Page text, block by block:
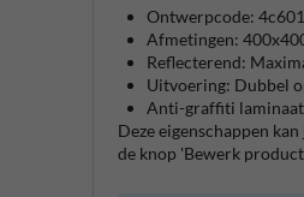
Ontwerpcode:
Afmetingen:
Reflecterend:
Uitvoering: Dubbel
Anti-graffiti laminaat
Deze eigenschappen
de knop 'Bewerk